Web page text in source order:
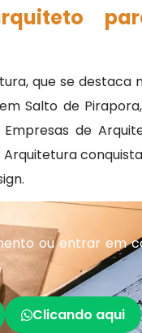
que se
Salto de
de
ou entrar em
Clicando aqui